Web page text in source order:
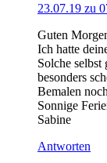
23.07.19 zu
Guten
Ich hatte
Solche
besonders
Bemalen
Sonnige
Sabine
Antworten